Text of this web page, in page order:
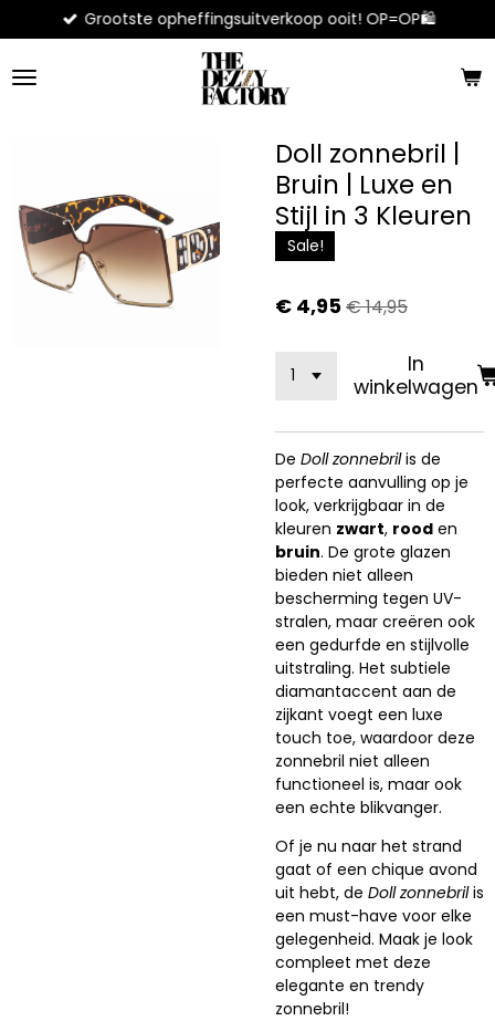
direct
naar
de
Grootste opheffingsuitverkoop ooit! OP=OP🛍️
Doll zonnebril |
Bruin | Luxe en
Stijl in 3 Kleuren
Sale!
€ 4,95 € 14,95
In
winkelwagen
De Doll zonnebrilis de
perfecte aanvulling op je
look, verkrijgbaar in de
kleuren zwart, rood en
bruin. De grote glazen
bieden niet alleen
bescherming tegen UV-
stralen, maar creëren ook
een gedurfde en stijlvolle
uitstraling. Het subtiele
diamantaccent aan de
zijkant voegt een luxe
touch toe, waardoor deze
zonnebril niet alleen
functioneel is, maar ook
een echte blikvanger.
Of je nu naar het strand
gaat of een chique avond
uit hebt, de Doll zonnebrilis
een must-have voor elke
gelegenheid. Maak je look
compleet met deze
elegante en trendy
zonnebril!